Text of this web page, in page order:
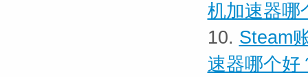
机加速器哪
10. Steam
速器哪个好